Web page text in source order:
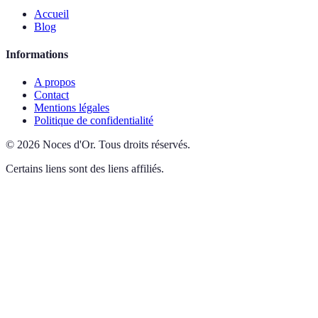
Accueil
Blog
Informations
A propos
Contact
Mentions légales
Politique de confidentialité
© 2026 Noces d'Or. Tous droits réservés.
Certains liens sont des liens affiliés.